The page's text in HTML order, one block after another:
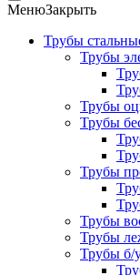
МенюЗакрыть
Трубы
Трубы
Трубы
Трубы
Трубы
Трубы
Трубы
Трубы б/